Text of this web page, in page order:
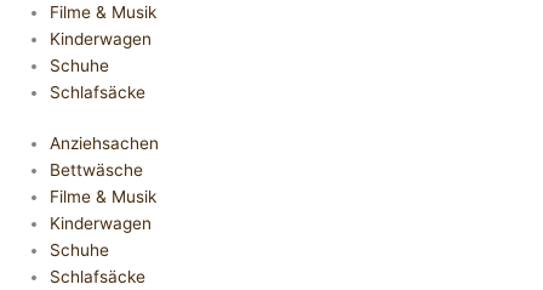
Filme & Musik
Kinderwagen
Schuhe
Schlafsäcke
Anziehsachen
Bettwäsche
Filme & Musik
Kinderwagen
Schuhe
Schlafsäcke